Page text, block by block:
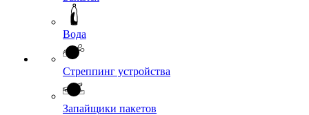
Вода
Стреппинг устройства
Запайщики пакетов